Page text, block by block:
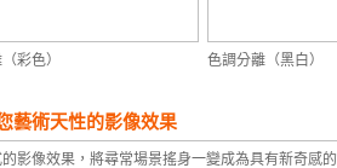
彩色） 色調分離（黑白）
藝術天性的影像效果
影像效果，將尋常場景搖身一變成為具有新奇感